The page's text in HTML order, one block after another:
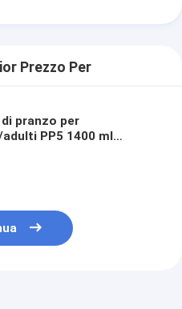
Prezzo Per
pranzo per
PP5 1400 ml